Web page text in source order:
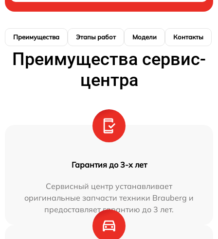
Преимущества Этапы работ Модели Контакты
Преимущества сервис-
центра
Гарантия до 3-х лет
Сервисный центр устанавливает
оригинальные запчасти техники Brauberg и
предоставляет гарантию до 3 лет.